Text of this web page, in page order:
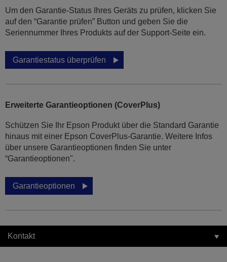
Um den Garantie-Status Ihres Geräts zu prüfen, klicken Sie
auf den “Garantie prüfen” Button und geben Sie die
Seriennummer Ihres Produkts auf der Support-Seite ein.
Garantiestatus überprüfen
Erweiterte Garantieoptionen (CoverPlus)
Schützen Sie Ihr Epson Produkt über die Standard Garantie
hinaus mit einer Epson CoverPlus-Garantie. Weitere Infos
über unsere Garantieoptionen finden Sie unter
“Garantieoptionen".
Garantieoptionen
Kontakt